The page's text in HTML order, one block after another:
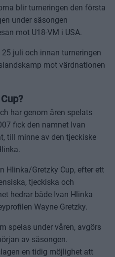
blir turneringen den första
under säsongen
mot U18-VM i USA.
juli och innan turneringen
mot värdnationen
har genom åren spelats
fick den namnet Ivan
till minne av den tjeckiske
Hlinka/Gretzky Cup, efter ett
tjeckiska och
hedrar både Ivan Hlinka
Wayne Gretzky.
spelas under våren, avgörs
av säsongen.
en tidig möjlighet att